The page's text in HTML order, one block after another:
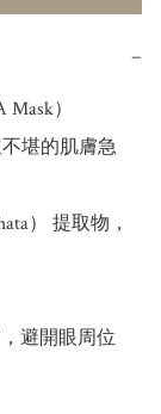
−
）
堪的肌膚急
） 提取物，
避開眼周位